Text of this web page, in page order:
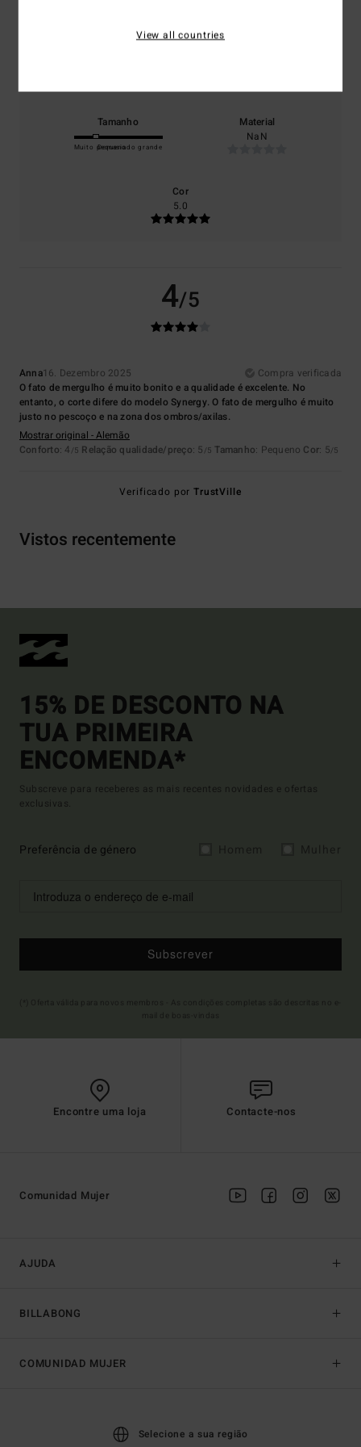
Tamanho
Muito pequeno
Demasiado grande
Material
NaN
Cor
5.0
4/5
Anna16. Dezembro 2025
Compra verificada
O fato de mergulho é muito bonito e a qualidade é excelente. No
entanto, o corte difere do modelo Synergy. O fato de mergulho é muito
justo no pescoço e na zona dos ombros/axilas.
Mostrar original - Alemão
Conforto: 4 /5 Relação qualidade/preço: 5 /5 Tamanho: Pequeno Cor: 5/5
Verificado porTrustVille
Vistos recentemente
15% DE DESCONTO NA
TUA PRIMEIRA
ENCOMENDA*
Subscreve para receberes as mais recentes novidades e ofertas
exclusivas.
Preferência de género
Subscrever
Encontre uma loja Contacte-nos
AJUDA
BILLABONG
Comunidad Mujer
COMUNIDAD MUJER
Selecione a sua região
View all countries